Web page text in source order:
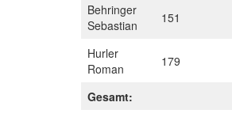
Behringer
Sebastian
151
Hurler
Roman
179
Gesamt: